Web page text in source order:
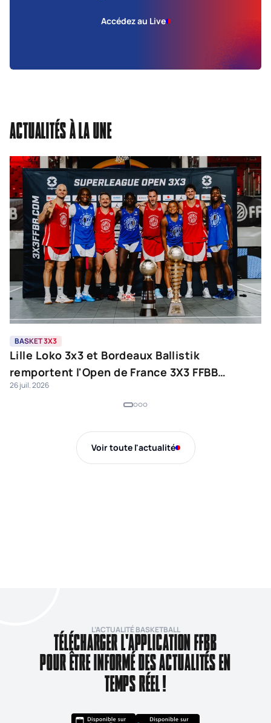
Accédez au Live
ACTUALITÉS À LA UNE
BASKET 3X3
Lille Loko 3x3 et Bordeaux Ballistik
remportent l'Open de France 3X3 FFBB
2026
26 juil. 2026
Voir toute l'actualité
L’ACTUALITÉ BASKETBALL
TÉLÉCHARGER L'APPLICATION FFBB
POUR ÊTRE INFORMÉ DES ACTUALITÉS EN
TEMPS RÉEL !